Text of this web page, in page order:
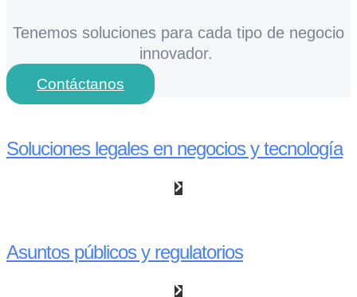
Tenemos soluciones para cada tipo de negocio
innovador.
Contáctanos
Soluciones legales en negocios y tecnología
Asuntos públicos y regulatorios